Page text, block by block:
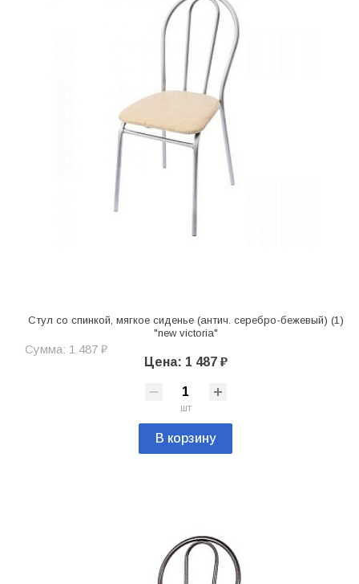
Стул со спинкой, мягкое сиденье (антич. серебро-бежевый) (1)
"new victoria"
Сумма: 1 487 ₽
Цена: 1 487 ₽
шт
В корзину